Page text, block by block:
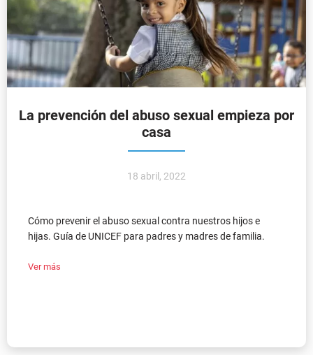
La prevención del abuso sexual empieza por
casa
18 abril, 2022
Cómo prevenir el abuso sexual contra nuestros hijos e
hijas. Guía de UNICEF para padres y madres de familia.
Ver más